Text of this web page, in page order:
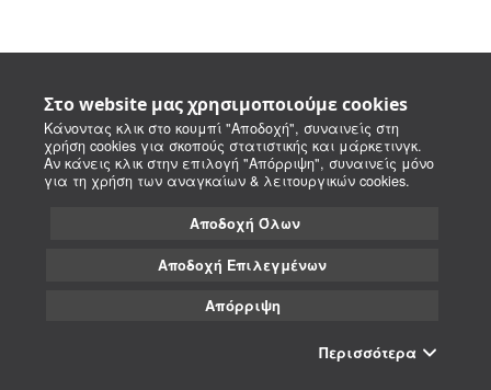
Στο website μας χρησιμοποιούμε cookies
Κάνοντας κλικ στο κουμπί "Αποδοχή", συναινείς στη
χρήση cookies για σκοπούς στατιστικής και μάρκετινγκ.
Αν κάνεις κλικ στην επιλογή "Απόρριψη", συναινείς μόνο
για τη χρήση των αναγκαίων & λειτουργικών cookies.
Αποδοχή Όλων
Αποδοχή Επιλεγμένων
Απόρριψη
Περισσότερα